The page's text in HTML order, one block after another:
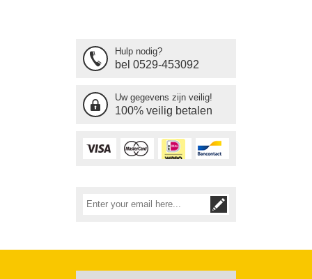
Hulp nodig?
bel 0529-453092
Uw gegevens zijn veilig!
100% veilig betalen